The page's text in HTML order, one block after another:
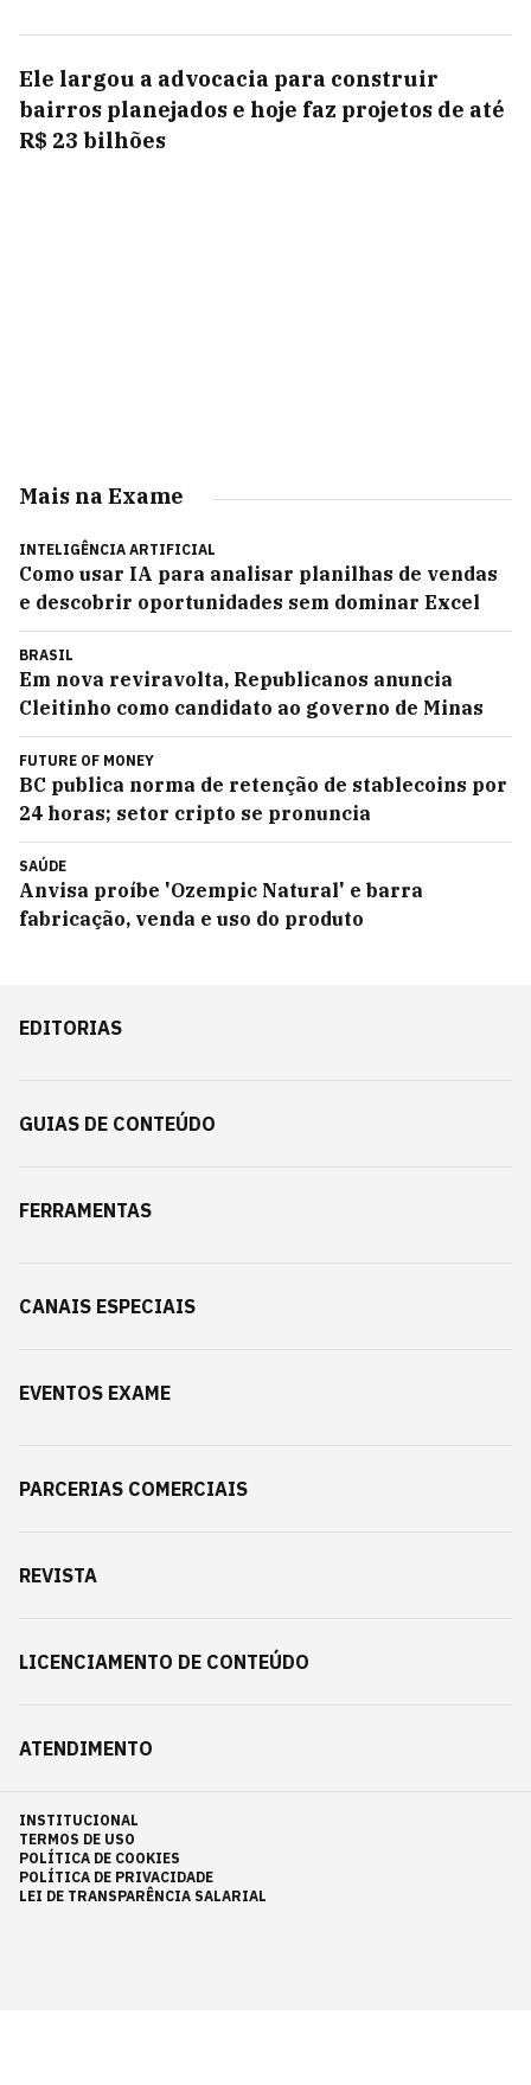
Ele largou a advocacia para construir
bairros planejados e hoje faz projetos de até
R$ 23 bilhões
Mais na Exame
INTELIGÊNCIA ARTIFICIAL
Como usar IA para analisar planilhas de vendas
e descobrir oportunidades sem dominar Excel
BRASIL
Em nova reviravolta, Republicanos anuncia
Cleitinho como candidato ao governo de Minas
FUTURE OF MONEY
BC publica norma de retenção de stablecoins por
24 horas; setor cripto se pronuncia
SAÚDE
Anvisa proíbe 'Ozempic Natural' e barra
fabricação, venda e uso do produto
EDITORIAS
GUIAS DE CONTEÚDO
FERRAMENTAS
CANAIS ESPECIAIS
EVENTOS EXAME
PARCERIAS COMERCIAIS
REVISTA
LICENCIAMENTO DE CONTEÚDO
ATENDIMENTO
INSTITUCIONAL
TERMOS DE USO
POLÍTICA DE COOKIES
POLÍTICA DE PRIVACIDADE
LEI DE TRANSPARÊNCIA SALARIAL